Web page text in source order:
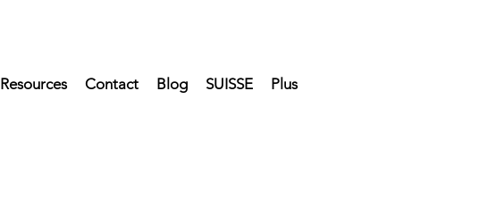
Resources Contact Blog SUISSE Plus